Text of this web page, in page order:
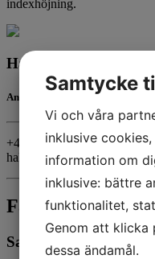
indexhöjning.
Hakan Demir
Ansvarig mäklare
+46705-53 53 62
hakan@hmaklare.se
Fakta
Sammanfattning
Samtycke
Vi och våra
inklusive
information om
inklusive: bättre
funktionalitet,
Genom att klicka
dessa ändamål.